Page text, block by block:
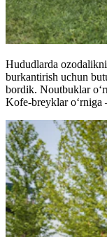
Hududlarda
burkantirish uchun
bordik. Noutbuklar
Kofe-breyklar o‘rniga